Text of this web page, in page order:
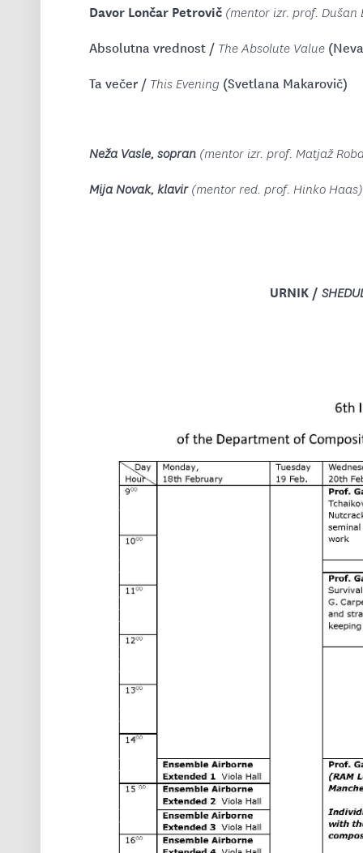
Davor Lončar Petrovič (mentor izr. prof. Dušan
Absolutna vrednost / The Absolute Value
Ta večer / This Evening (Svetlana Makarovič)
Neža Vasle, sopran (mentor izr. prof. Matjaž
Mija Novak, klavir(mentor red. prof. Hinko Haas)
URNIK /